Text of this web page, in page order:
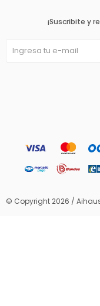
¡Suscribite y
© Copyright 2026 /